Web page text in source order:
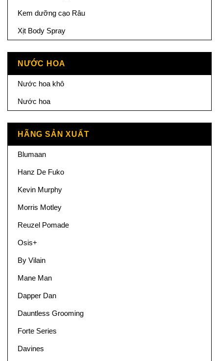
Kem dưỡng cạo Râu
Xịt Body Spray
NƯỚC HOA
Nước hoa khô
Nước hoa
HÃNG SẢN XUẤT
Blumaan
Hanz De Fuko
Kevin Murphy
Morris Motley
Reuzel Pomade
Osis+
By Vilain
Mane Man
Dapper Dan
Dauntless Grooming
Forte Series
Davines